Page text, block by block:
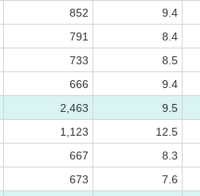
852 9.4
791 8.4
733 8.5
666 9.4
2,463 9.5
1,123 12.5
667 8.3
673 7.6